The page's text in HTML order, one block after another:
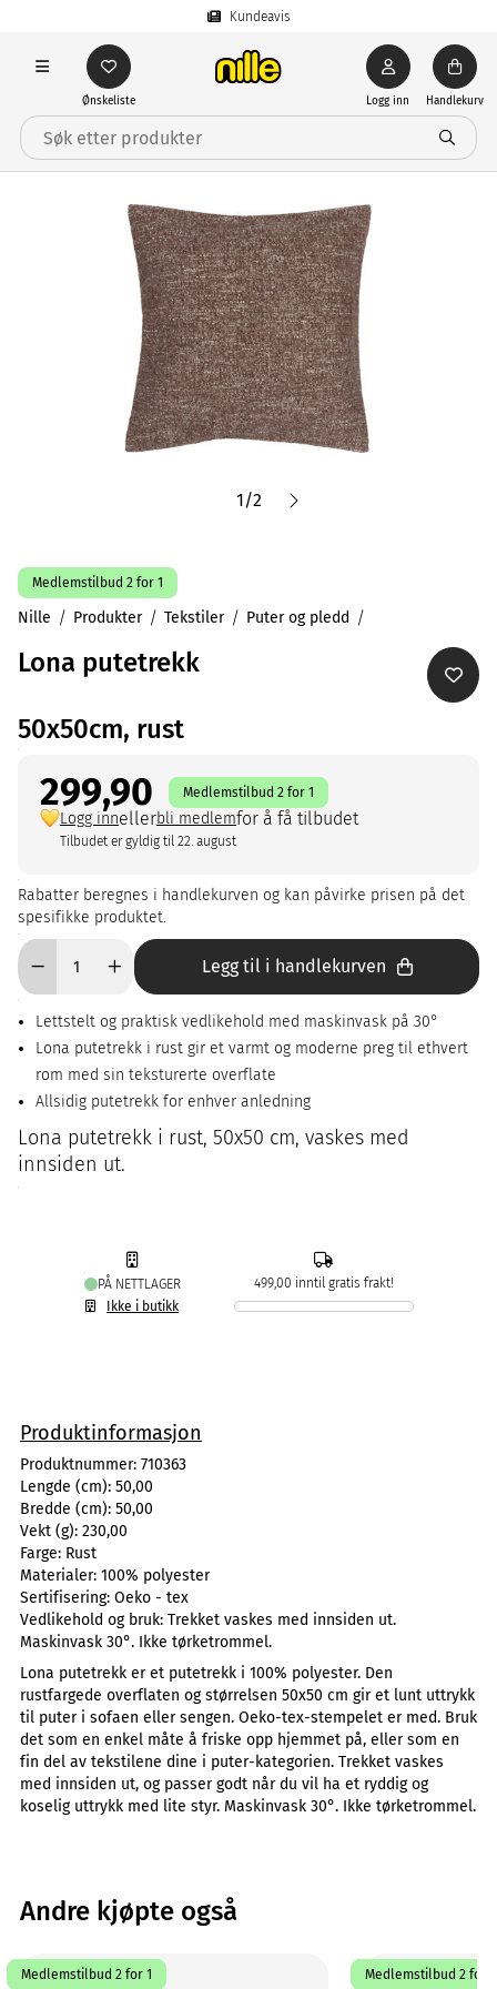
Kundeavis
Ønskeliste Logg inn Handlekurv
1/2
Medlemstilbud 2 for 1
Nille Produkter Tekstiler Puter og pledd
Lona putetrekk
50x50cm, rust
299,90 Medlemstilbud 2 for 1
Logg innellerbli medlemfor å få tilbudet
Tilbudet er gyldig til 22. august
Rabatter beregnes i handlekurven og kan påvirke prisen på det
spesifikke produktet.
Legg til i handlekurven
Lettstelt og praktisk vedlikehold med maskinvask på 30°
Lona putetrekk i rust gir et varmt og moderne preg til ethvert
rom med sin teksturerte overflate
Allsidig putetrekk for enhver anledning
Lona putetrekk i rust, 50x50 cm, vaskes med
innsiden ut.
PÅ NETTLAGER
Ikke i butikk
499,00 inntil gratis frakt!
Produktinformasjon
Produktnummer: 710363
Lengde (cm): 50,00
Bredde (cm): 50,00
Vekt (g): 230,00
Farge: Rust
Materialer: 100% polyester
Sertifisering: Oeko - tex
Vedlikehold og bruk: Trekket vaskes med innsiden ut.
Maskinvask 30°. Ikke tørketrommel.
Lona putetrekk er et putetrekk i 100% polyester. Den
rustfargede overflaten og størrelsen 50x50 cm gir et lunt uttrykk
til puter i sofaen eller sengen. Oeko-tex-stempelet er med. Bruk
det som en enkel måte å friske opp hjemmet på, eller som en
fin del av tekstilene dine i puter-kategorien. Trekket vaskes
med innsiden ut, og passer godt når du vil ha et ryddig og
koselig uttrykk med lite styr. Maskinvask 30°. Ikke tørketrommel.
Andre kjøpte også
Medlemstilbud 2 for 1 Medlemstilbud 2 for 1